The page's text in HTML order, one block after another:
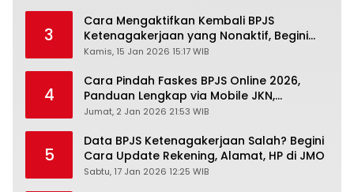
3
Cara Mengaktifkan Kembali BPJS
Ketenagakerjaan yang Nonaktif, Begini
Panduan Lengkapnya
Kamis, 15 Jan 2026 15:17 WIB
4
Cara Pindah Faskes BPJS Online 2026,
Panduan Lengkap via Mobile JKN,
PANDAWA & Offiline Kantor Cabang
Jumat, 2 Jan 2026 21:53 WIB
5
Data BPJS Ketenagakerjaan Salah? Begini
Cara Update Rekening, Alamat, HP di JMO
Sabtu, 17 Jan 2026 12:25 WIB